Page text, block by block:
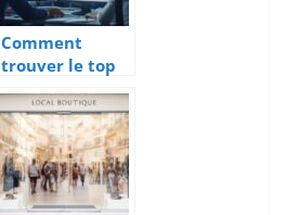
Comment
trouver le top
10 des agences
SEO en
Belgique pour
booster votre
visibilité en
ligne